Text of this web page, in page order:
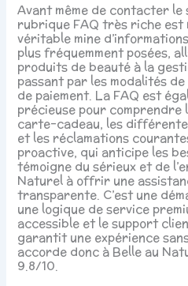
Avant même de contacter
rubrique FAQ très riche est
véritable mine
plus fréquemment posées,
produits de beauté à la
passant par les modalités
de paiement. La FAQ est
précieuse pour comprendre
carte-cadeau, les
et les réclamations
proactive, qui anticipe les
témoigne du sérieux et de
Naturel à offrir une
transparente. C’est une
une logique de service
accessible et le support
garantit une expérience
accorde donc à Belle au
9.8/10.